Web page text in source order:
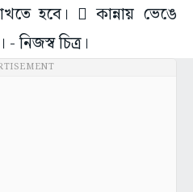
হবে।  কান্নায় ভেঙে
চিত্র।